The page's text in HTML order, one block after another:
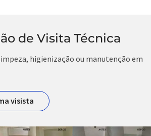
de Visita Técnica
higienização ou manutenção em
visista